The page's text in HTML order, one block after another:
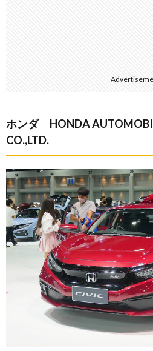
ホンダ HONDA
CO.,LTD.